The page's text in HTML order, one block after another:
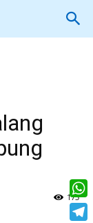
173